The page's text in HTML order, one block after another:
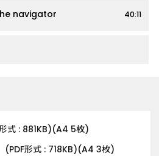
navigator 40:11
式 : 881KB)(A4 5枚)
(PDF形式 : 718KB)(A4 3枚)